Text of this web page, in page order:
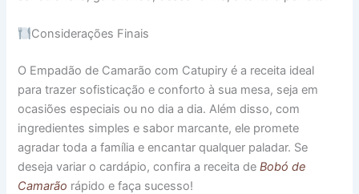
Considerações Finais
O Empadão de Camarão com Catupiry é a receita ideal
para trazer sofisticação e conforto à sua mesa, seja em
ocasiões especiais ou no dia a dia. Além disso, com
ingredientes simples e sabor marcante, ele promete
agradar toda a família e encantar qualquer paladar. Se
deseja variar o cardápio, confira a receita deBobó de
Camarão rápido e faça sucesso!